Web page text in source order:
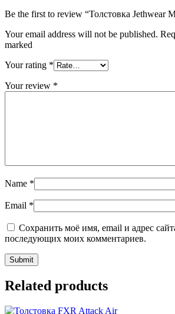
Be the first to review “Толстовка Jethwear
Your email address will not be published.
marked
Your rating *
Your review *
Name *
Email *
Сохранить моё имя, email и адрес
последующих моих комментариев.
Related products